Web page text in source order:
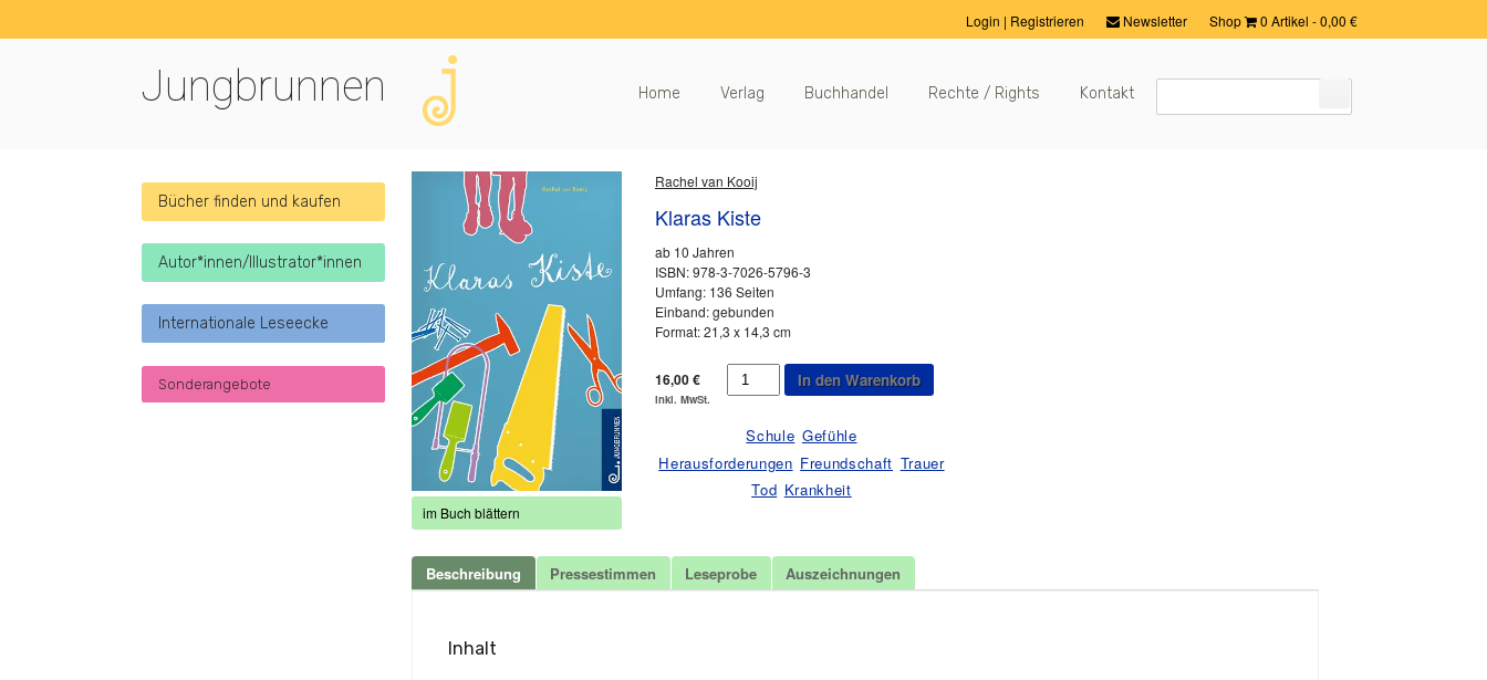
Shop 0 Artikel -0,00 €
Newsletter
Login | Registrieren
Jungbrunnen Home Verlag Buchhandel Rechte / Rights Kontakt
im Buch blättern
Rachel van Kooij
Klaras Kiste
ab 10 Jahren
ISBN: 978-3-7026-5796-3
Umfang: 136 Seiten
Einband: gebunden
Format: 21,3 x 14,3 cm
16,00€
inkl. MwSt.
Klaras
Kiste
In den Warenkorb
Schule Gefühle
Herausforderungen Freundschaft Trauer
Tod Krankheit
Beschreibung Pressestimmen Leseprobe Auszeichnungen
Inhalt
Bücher finden und kaufen
Autor*innen/Illustrator*innen
Internationale Leseecke
Sonderangebote